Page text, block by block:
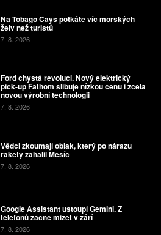
Na Tobago Cays potkáte víc mořských
želv než turistů
7. 8. 2026
Ford chystá revoluci. Nový elektrický
pick-up Fathom slibuje nízkou cenu i zcela
novou výrobní technologii
7. 8. 2026
Vědci zkoumají oblak, který po nárazu
rakety zahalil Měsíc
7. 8. 2026
Google Assistant ustoupí Gemini. Z
telefonů začne mizet v září
7. 8. 2026